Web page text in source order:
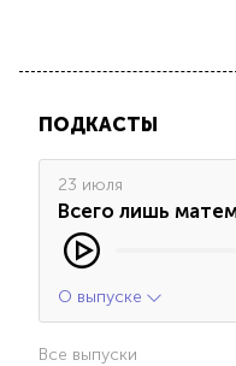
ПОДКАСТЫ
23 июля
Всего лишь
О выпуске
Все выпуски